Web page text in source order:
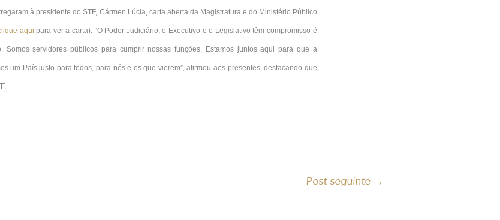
à presidente do STF, Cármen Lúcia, carta aberta da Magistratura e do Ministério Público
aquipara ver a carta). “O Poder Judiciário, o Executivo e o Legislativo têm compromisso é
Somos servidores públicos para cumprir nossas funções. Estamos juntos aqui para que a
um País justo para todos, para nós e os que vierem”, afirmou aos presentes, destacando que
Post seguinte →